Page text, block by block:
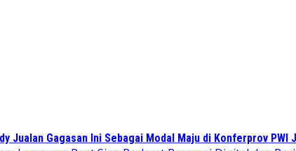
Jualan Gagasan Ini Sebagai Modal Maju di Konferprov PWI